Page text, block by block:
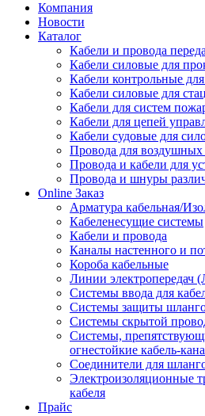
Компания
Новости
Каталог
Кабели и провода
Кабели силовые для
Кабели контрольные
Кабели силовые для
Кабели для систем
Кабели для цепей
Кабели судовые для
Провода для воздушных
Провода и кабели для
Провода и шнуры
Online Заказ
Арматура кабельная/
Кабеленесущие системы
Кабели и провода
Каналы настенного и
Короба кабельные
Линии электропередач
Системы ввода для
Системы защиты
Системы скрытой
Системы,
огнестойкие кабель-
Соединители для
Электроизоляционные
кабеля
Прайс